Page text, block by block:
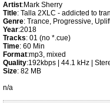
Artist:Mark Sherry
Title: Talla 2XLC - addicted to
Genre: Trance, Progressive,
Year:2018
Tracks: 01 (no *.cue)
Time: 60 Min
Format:mp3, mixed
Quality:192kbps | 44.1 kHz |
Size: 82 MB
n/a